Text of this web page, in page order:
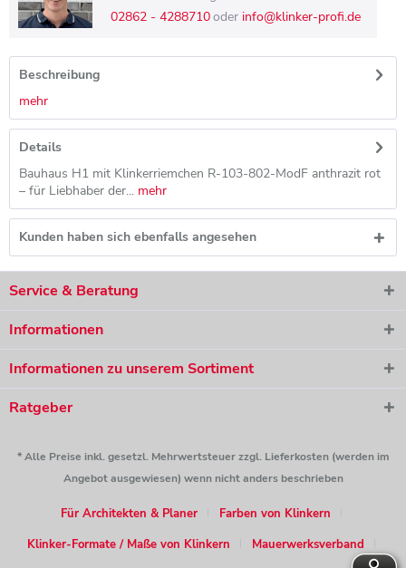
02862 - 4288710oder info@klinker-profi.de
Beschreibung
mehr
Details
Bauhaus H1 mit Klinkerriemchen R-103-802-ModF anthrazit rot
– für Liebhaber der... mehr
Kunden haben sich ebenfalls angesehen
Service & Beratung
Informationen
Informationen zu unserem Sortiment
Ratgeber
* Alle Preise inkl. gesetzl. Mehrwertsteuer zzgl. Lieferkosten (werden im
Angebot ausgewiesen) wenn nicht anders beschrieben
Für Architekten & Planer
Farben von Klinkern
Klinker-Formate / Maße von Klinkern
Mauerwerksverband